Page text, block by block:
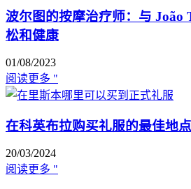
波尔图的按摩治疗师：与 João
松和健康
01/08/2023
阅读更多 "
在科英布拉购买礼服的最佳地点
20/03/2024
阅读更多 "